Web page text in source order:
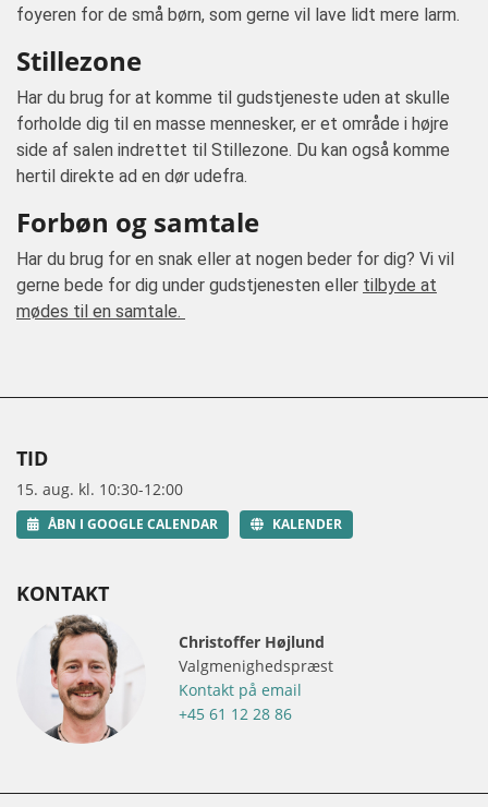
TID
15. aug. kl. 10:30-12:00
ÅBN I GOOGLE CALENDAR KALENDER
KONTAKT
Christoffer Højlund
Valgmenighedspræst
Kontakt på email
+45 61 12 28 86
foyeren for de små børn, som gerne vil lave lidt mere larm.
Stillezone
Har du brug for at komme til gudstjeneste uden at skulle
forholde dig til en masse mennesker, er et område i højre
side af salen indrettet til Stillezone. Du kan også komme
hertil direkte ad en dør udefra.
Forbøn og samtale
Har du brug for en snak eller at nogen beder for dig? Vi vil
gerne bede for dig under gudstjenesten eller tilbyde at
mødes til en samtale.